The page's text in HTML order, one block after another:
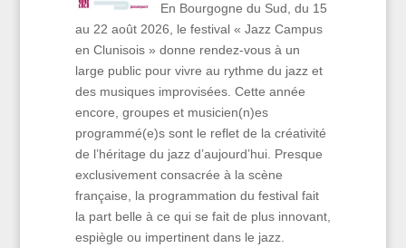
En Bourgogne du Sud, du 15
au 22 août 2026, le festival « Jazz Campus
en Clunisois » donne rendez-vous à un
large public pour vivre au rythme du jazz et
des musiques improvisées. Cette année
encore, groupes et musicien(n)es
programmé(e)s sont le reflet de la créativité
de l’héritage du jazz d’aujourd’hui. Presque
exclusivement consacrée à la scène
française, la programmation du festival fait
la part belle à ce qui se fait de plus innovant,
espiègle ou impertinent dans le jazz.